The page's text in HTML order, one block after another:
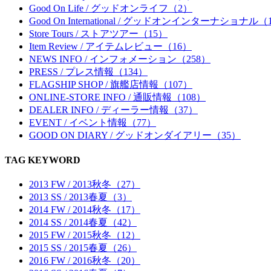
Good On Life / グッドオンライフ（2）
Good On International / グッドオンインターナショナル（
Store Tours / ストアツアー（15）
Item Review / アイテムレビュー（16）
NEWS INFO / インフォメーション（258）
PRESS / プレス情報（134）
FLAGSHIP SHOP / 旗艦店情報（107）
ONLINE-STORE INFO / 通販情報（108）
DEALER INFO / ディーラー情報（37）
EVENT / イベント情報（77）
GOOD ON DIARY / グッドオンダイアリー（35）
TAG KEYWORD
2013 FW / 2013秋冬（27）
2013 SS / 2013春夏（3）
2014 FW / 2014秋冬（17）
2014 SS / 2014春夏（42）
2015 FW / 2015秋冬（12）
2015 SS / 2015春夏（26）
2016 FW / 2016秋冬（20）